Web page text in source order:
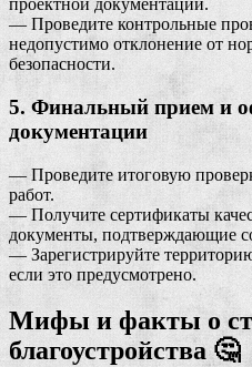
проектной документации.
— Проведите контрольные
недопустимо отклонение от
безопасности.
5. Финальный прием и
документации
— Проведите итоговую
работ.
— Получите сертификаты
документы, подтверждающие
— Зарегистрируйте
если это предусмотрено.
Мифы и факты о
благоустройства 🤔